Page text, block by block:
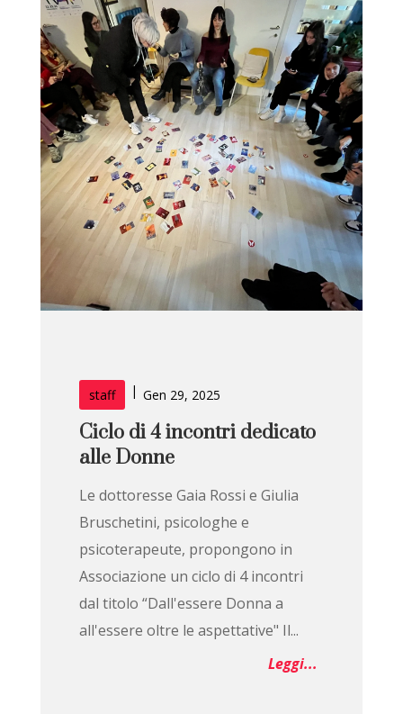
staff | Gen 29, 2025
Ciclo di 4 incontri dedicato
alle Donne
Le dottoresse Gaia Rossi e Giulia
Bruschetini, psicologhe e
psicoterapeute, propongono in
Associazione un ciclo di 4 incontri
dal titolo “Dall'essere Donna a
all'essere oltre le aspettative" Il...
Leggi...